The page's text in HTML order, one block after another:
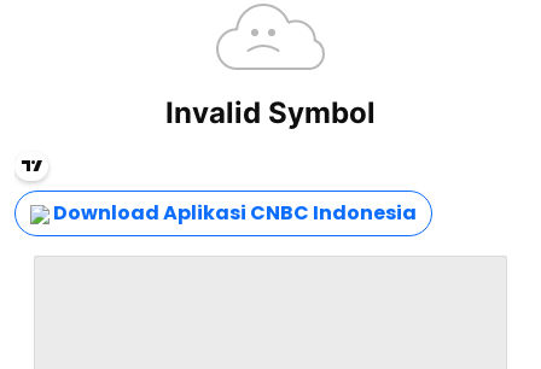
Download Aplikasi CNBC Indonesia